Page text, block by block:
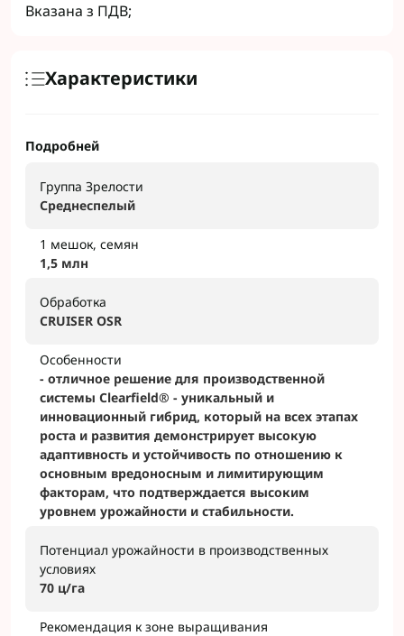
Вказана з ПДВ;
Характеристики
Подробней
Группа Зрелости
Среднеспелый
1 мешок, семян
1,5 млн
Обработка
CRUISER OSR
Особенности
- отличное решение для производственной
системы Clearfield® - уникальный и
инновационный гибрид, который на всех этапах
роста и развития демонстрирует высокую
адаптивность и устойчивость по отношению к
основным вредоносным и лимитирующим
факторам, что подтверждается высоким
уровнем урожайности и стабильности.
Потенциал урожайности в производственных
условиях
70 ц/га
Рекомендация к зоне выращивания